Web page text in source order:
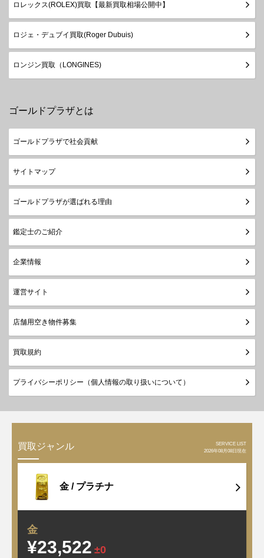
ロレックス(ROLEX)買取【最新買取相場公開中】
ロジェ・デュブイ買取(Roger Dubuis)
ロンジン買取（LONGINES)
ゴールドプラザとは
ゴールドプラザで社会貢献
サイトマップ
ゴールドプラザが選ばれる理由
鑑定士のご紹介
企業情報
運営サイト
店舗用空き物件募集
買取規約
プライバシーポリシー（個人情報の取り扱いについて）
買取ジャンル
SERVICE LIST
2026年08月08日現在
金 / プラチナ
金
¥23,522 ±0